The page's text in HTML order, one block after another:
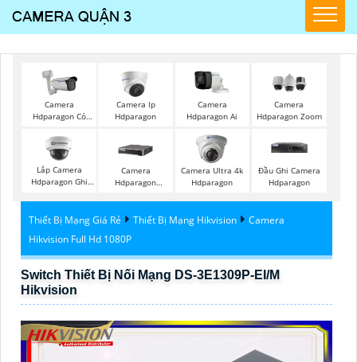
Camera
Hdparagon Có
Camera Ip
Hdparagon
Camera
Hdparagon Ai
Camera
Hdparagon Zoom
Lắp Camera
Hdparagon Ghi
Camera
Hdparagon
Camera Ultra 4k
Hdparagon
Đầu Ghi Camera
Hdparagon
Thiết Bị Mạng Giá Rẻ Thiết Bị Mạng Hikvision
Camera
Hikvision Full Hd 1080P
Switch Thiết Bị Nối Mạng DS-3E1309P-EI/M
Hikvision